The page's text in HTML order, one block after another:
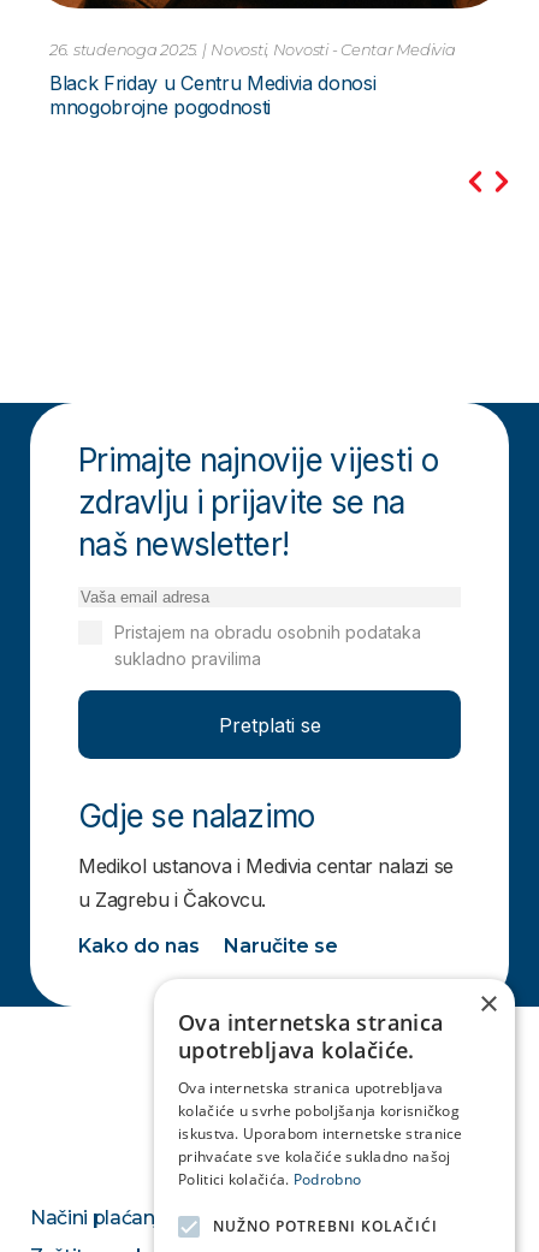
10. studenoga 2023. | Novosti
Pretraga PCR Metodom – za Hripavac –
Bordetella Pertussis Novo
Primajte najnovije vijesti o
zdravlju i prijavite se na
naš newsletter!
Pretplati se
Pristajem na obradu osobnih podataka
sukladno pravilima
Gdje se nalazimo
Medikol ustanova i Medivia centar nalazi se
u Zagrebu i Čakovcu.
Kako do nas Naručite se
Načini plaćanja
×
Ova internetska stranica
upotrebljava kolačiće.
Ova internetska stranica upotrebljava
kolačiće u svrhe poboljšanja korisničkog
iskustva. Uporabom internetske stranice
prihvaćate sve kolačiće sukladno našoj
Politici kolačića. Podrobno
NUŽNO POTREBNI KOLAČIĆI